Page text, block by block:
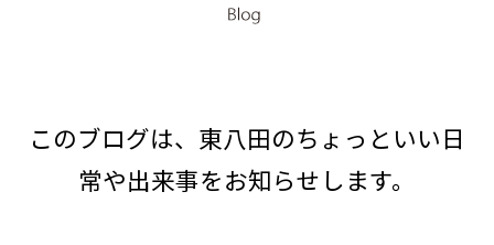
このブログは、東八田のちょっといい日
常や出来事をお知らせします。